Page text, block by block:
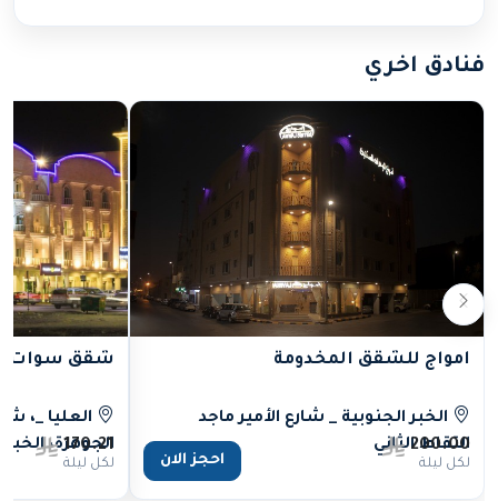
فنادق اخري
أمواج للشقق المخدومة
الخبر الجنوبية _ شارع الأمير ماجد
التقاط الثاني
200.00
لكل ليلة احجز الان
شقق سوات
العليا _،
الجوهرة، الخبر
170.21
لكل ليلة